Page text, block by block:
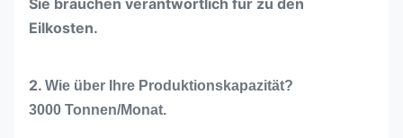
Eilkosten.
2. Wie über Ihre Produktionskapazität?
3000 Tonnen/Monat.